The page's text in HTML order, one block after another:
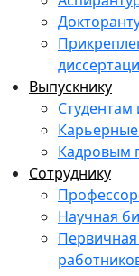
Выпускнику
Студентам
Кадровым
Сотруднику
Научная